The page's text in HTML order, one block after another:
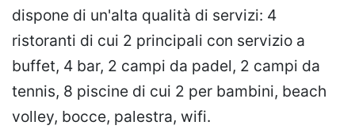
dispone di un'alta qualità di servizi: 4
ristoranti di cui 2 principali con servizio a
buffet, 4 bar, 2 campi da padel, 2 campi da
tennis, 8 piscine di cui 2 per bambini, beach
volley, bocce, palestra, wifi.